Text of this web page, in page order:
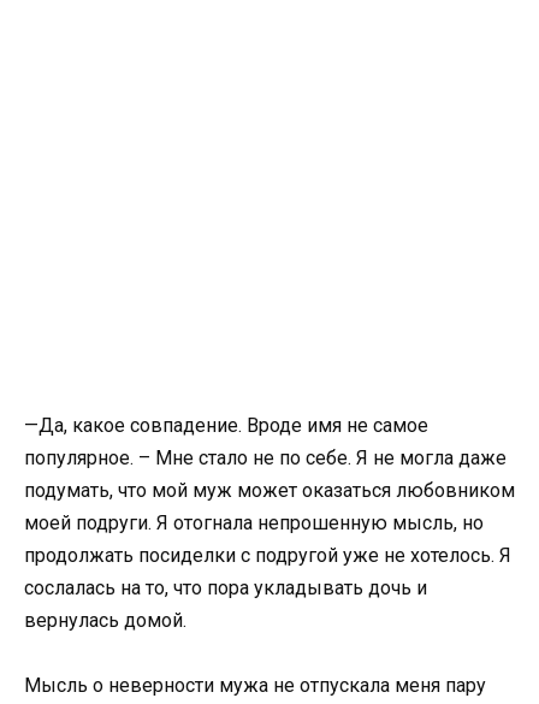
—Да, какое совпадение. Вроде имя не самое
популярное. – Мне стало не по себе. Я не могла даже
подумать, что мой муж может оказаться любовником
моей подруги. Я отогнала непрошенную мысль, но
продолжать посиделки с подругой уже не хотелось. Я
сослалась на то, что пора укладывать дочь и
вернулась домой.
Мысль о неверности мужа не отпускала меня пару